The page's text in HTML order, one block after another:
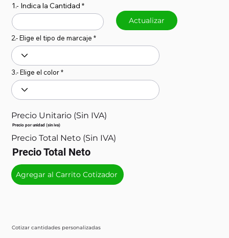
Cotizar cantidades personalizadas
1.- Indica la Cantidad
Actualizar
2.- Elige el tipo de marcaje
3.- Elige el color
Precio Unitario (Sin IVA)
Precio por unidad (sin iva)
Precio Total Neto (Sin IVA)
Precio Total Neto
Agregar al Carrito Cotizador